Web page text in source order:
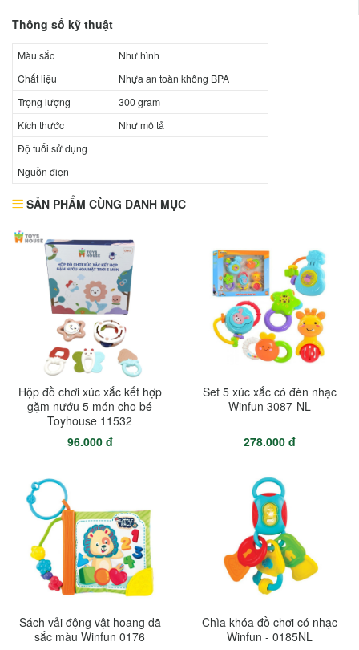
Thông số kỹ thuật
Màu sắc
Như hình
Chất liệu
Nhựa an toàn không BPA
Trọng lượng
300 gram
Kích thước
Như mô tả
Độ tuổi sử dụng
Nguồn điện
SẢN PHẨM CÙNG DANH MỤC
Hộp đồ chơi xúc xắc kết hợp
gặm nướu 5 món cho bé
Toyhouse 11532
96.000 đ
Set 5 xúc xắc có đèn nhạc
Winfun 3087-NL
278.000 đ
Sách vải động vật hoang dã
sắc màu Winfun 0176
Chìa khóa đồ chơi có nhạc
Winfun - 0185NL